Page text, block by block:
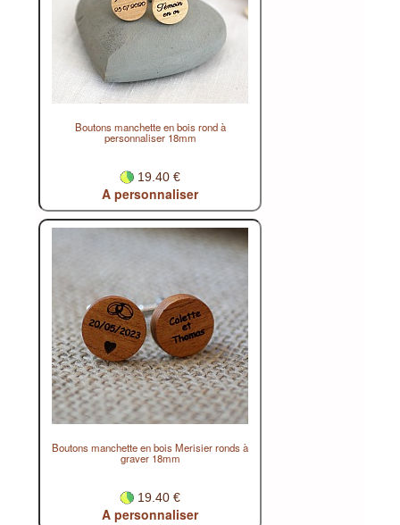
Boutons manchette en bois rond à
personnaliser 18mm
19.40 €
A personnaliser
Boutons manchette en bois Merisier ronds à
graver 18mm
19.40 €
A personnaliser